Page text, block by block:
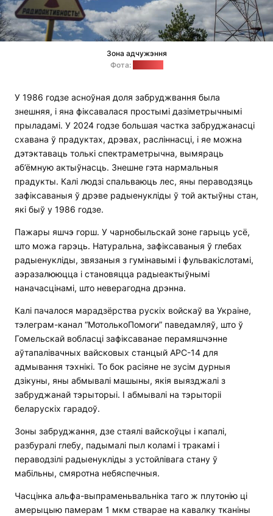
Зона адчужэння
Фота:
У 1986 годзе асноўная доля забруджвання была
знешняя, і яна фіксавалася простымі дазіметрычнымі
прыладамі. У 2024 годзе большая частка забруджанасці
схавана ў прадуктах, дрэвах, расліннасці, і яе можна
дэтэктаваць толькі спектраметрычна, вымяраць
аб’ёмную актыўнасць. Знешне гэта нармальныя
прадукты. Калі людзі спальваюць лес, яны пераводзяць
зафіксаваныя ў дрэве радыенукліды ў той актыўны стан,
які быў у 1986 годзе.
Пажары яшчэ горш. У чарнобыльскай зоне гарыць усё,
што можа гарэць. Натуральна, зафіксаваныя ў глебах
радыенукліды, звязаныя з гумінавымі і фульвакіслотамі,
аэразалююцца і становяцца радыеактыўнымі
наначасцінамі, што неверагодна дрэнна.
Калі пачалося марадзёрства рускіх войскаў ва Украіне,
тэлеграм-канал “МотолькоПомоги” паведамляў, што ў
Гомельскай вобласці зафіксаванае перамяшчэнне
аўтапалівачных вайсковых станцый АРС-14 для
адмывання тэхнікі. То бок расіяне не зусім дурныя
дзікуны, яны абмывалі машыны, якія выязджалі з
забруджанай тэрыторыі. І абмывалі на тэрыторіі
беларускіх гарадоў.
Зоны забруджання, дзе стаялі вайскоўцы і капалі,
разбуралі глебу, падымалі пыл коламі і тракамі і
пераводзілі радыенукліды з устойлівага стану ў
мабільны, смяротна небяспечныя.
Часцінка альфа-выпраменьвальніка таго ж плутонію ці
амерыцыю памерам 1 мкм стварае на кавалку тканіны